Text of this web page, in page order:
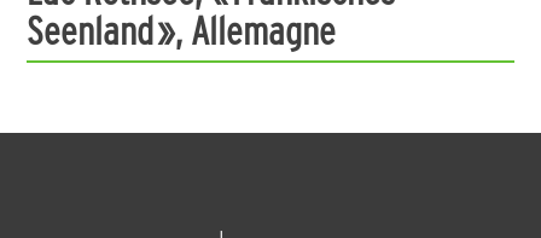
Seenland », Allemagne